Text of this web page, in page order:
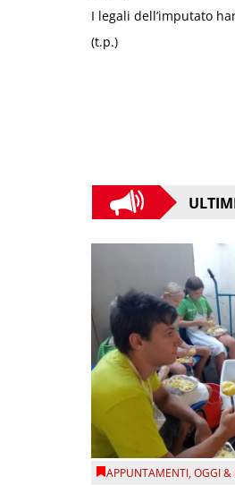
I legali dell’imputato
(t.p.)
APPUNTAMENTI,OGGI